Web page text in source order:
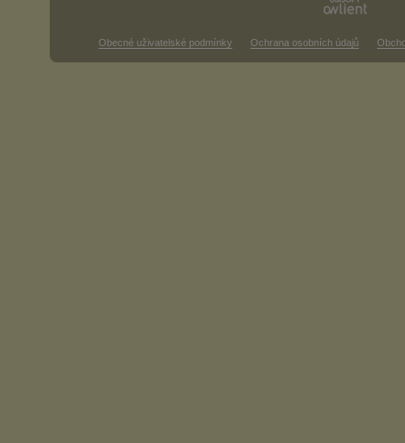
Obecné uživatelské podmínky Ochrana osobních údajů